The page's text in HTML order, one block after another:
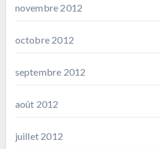
novembre 2012
octobre 2012
septembre 2012
août 2012
juillet 2012